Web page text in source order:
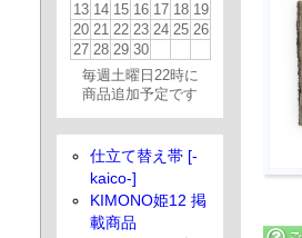
13 14 15 16 17 18 19
20 21 22 23 24 25 26
27 28 29 30
毎週土曜日22時に
商品追加予定です
仕立て替え帯 [-
kaico-]
KIMONO姫12 掲
載商品